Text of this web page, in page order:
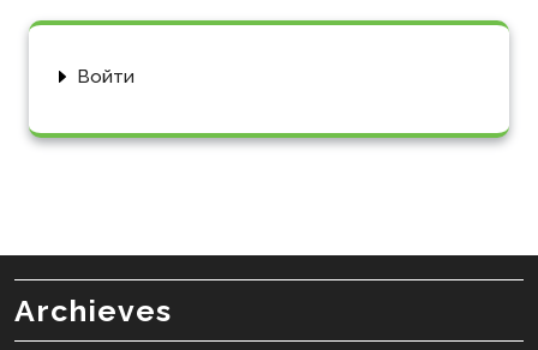
Войти
Archieves